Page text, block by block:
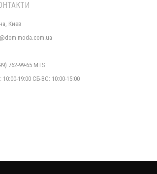
Киев
moda.com.ua
762-99-65 MTS
19:00 СБ-ВС: 10:00-15:00